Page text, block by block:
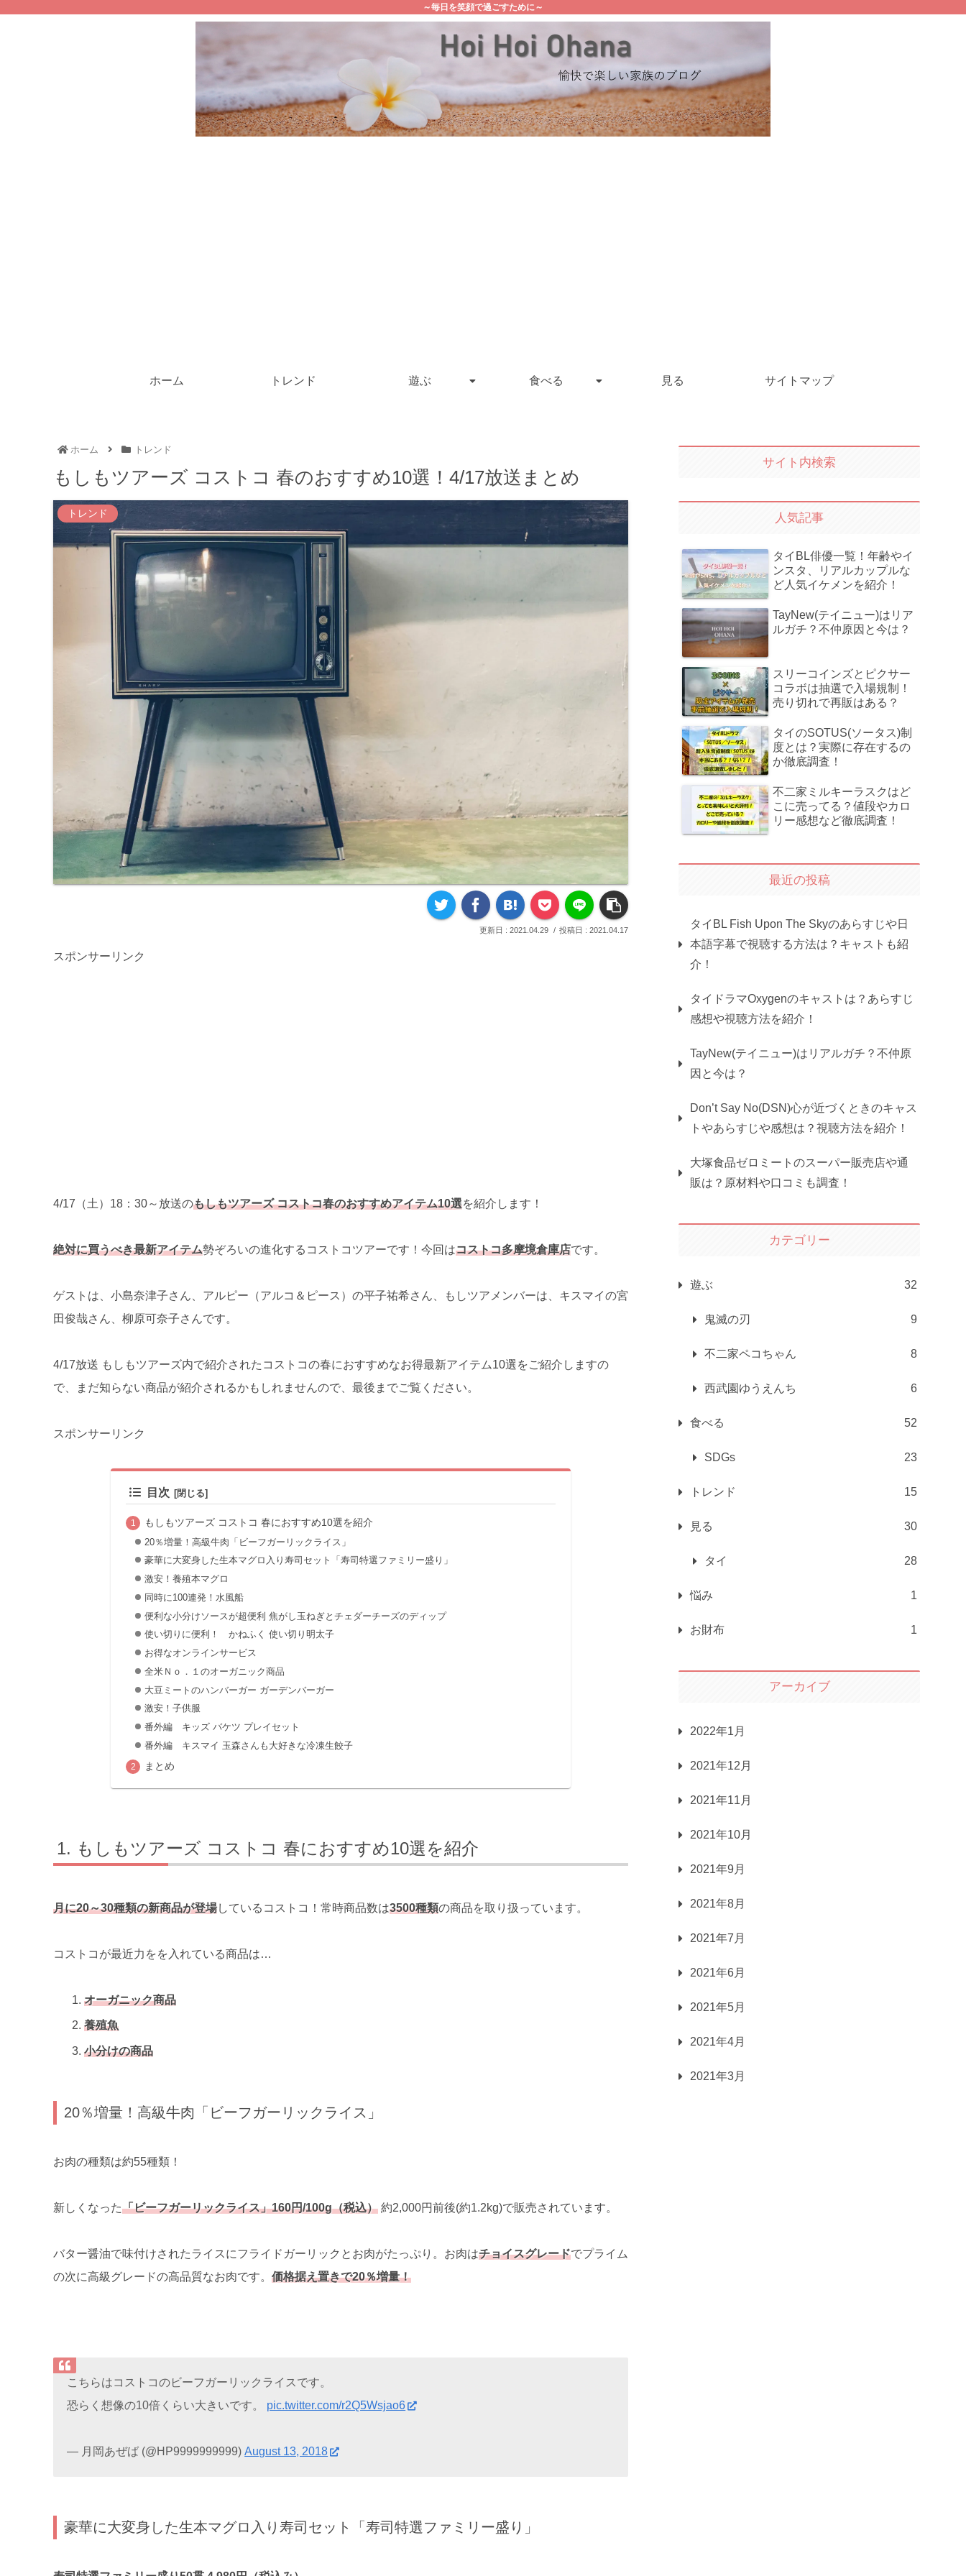
～毎日を笑顔で過ごすために～
ホーム トレンド 遊ぶ 食べる 見る サイトマップ
ホーム トレンド
もしもツアーズ コストコ 春のおすすめ10選！4/17放送まとめ
トレンド
2021.04.29 2021.04.17
スポンサーリンク
4/17（土）18：30～放送のもしもツアーズ コストコ春のおすすめアイテム10選を紹介します！
絶対に買うべき最新アイテム勢ぞろいの進化するコストコツアーです！今回はコストコ多摩境倉庫店です。
ゲストは、小島奈津子さん、アルピー（アルコ＆ピース）の平子祐希さん、もしツアメンバーは、キスマイの宮
田俊哉さん、柳原可奈子さんです。
4/17放送 もしもツアーズ内で紹介されたコストコの春におすすめなお得最新アイテム10選をご紹介しますの
で、まだ知らない商品が紹介されるかもしれませんので、最後までご覧ください。
スポンサーリンク
目次
もしもツアーズ コストコ 春におすすめ10選を紹介
20％増量！高級牛肉「ビーフガーリックライス」
豪華に大変身した生本マグロ入り寿司セット「寿司特選ファミリー盛り」
激安！養殖本マグロ
同時に100連発！水風船
便利な小分けソースが超便利 焦がし玉ねぎとチェダーチーズのディップ
使い切りに便利！ かねふく 使い切り明太子
お得なオンラインサービス
全米Ｎｏ．１のオーガニック商品
大豆ミートのハンバーガー ガーデンバーガー
激安！子供服
番外編 キッズ バケツ プレイセット
番外編 キスマイ 玉森さんも大好きな冷凍生餃子
まとめ
もしもツアーズ コストコ 春におすすめ10選を紹介
月に20～30種類の新商品が登場しているコストコ！常時商品数は3500種類の商品を取り扱っています。
コストコが最近力をを入れている商品は…
オーガニック商品
養殖魚
小分けの商品
20％増量！高級牛肉「ビーフガーリックライス」
お肉の種類は約55種類！
新しくなった「ビーフガーリックライス」160円/100g（税込） 約2,000円前後(約1.2kg)で販売されています。
バター醤油で味付けされたライスにフライドガーリックとお肉がたっぷり。お肉はチョイスグレードでプライム
の次に高級グレードの高品質なお肉です。 価格据え置きで20％増量！
こちらはコストコのビーフガーリックライスです。
恐らく想像の10倍くらい大きいです。 pic.twitter.com/r2Q5Wsjao6
— 月岡あぜば (@HP9999999999)August 13, 2018
豪華に大変身した生本マグロ入り寿司セット「寿司特選ファミリー盛り」
サイト内検索
人気記事
タイBL俳優一覧！年齢やイ
ンスタ、リアルカップルな
ど人気イケメンを紹介！
TayNew(テイニュー)はリア
ルガチ？不仲原因と今は？
スリーコインズとピクサー
コラボは抽選で入場規制！
売り切れで再販はある？
タイのSOTUS(ソータス)制
度とは？実際に存在するの
か徹底調査！
不二家ミルキーラスクはど
こに売ってる？値段やカロ
リー感想など徹底調査！
最近の投稿
タイBL Fish Upon The Skyのあらすじや日
本語字幕で視聴する方法は？キャストも紹
介！
タイドラマOxygenのキャストは？あらすじ
感想や視聴方法を紹介！
TayNew(テイニュー)はリアルガチ？不仲原
因と今は？
Don’t Say No(DSN)心が近づくときのキャス
トやあらすじや感想は？視聴方法を紹介！
大塚食品ゼロミートのスーパー販売店や通
販は？原材料や口コミも調査！
カテゴリー
遊ぶ 32
鬼滅の刃 9
不二家ペコちゃん 8
西武園ゆうえんち 6
食べる 52
SDGs 23
トレンド 15
見る 30
タイ 28
悩み 1
お財布 1
アーカイブ
2022年1月
2021年12月
2021年11月
2021年10月
2021年9月
2021年8月
2021年7月
2021年6月
2021年5月
2021年4月
2021年3月